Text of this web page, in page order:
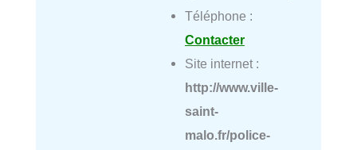
Téléphone :
Contacter
Site internet :
http://www.ville-
saint-
malo.fr/police-